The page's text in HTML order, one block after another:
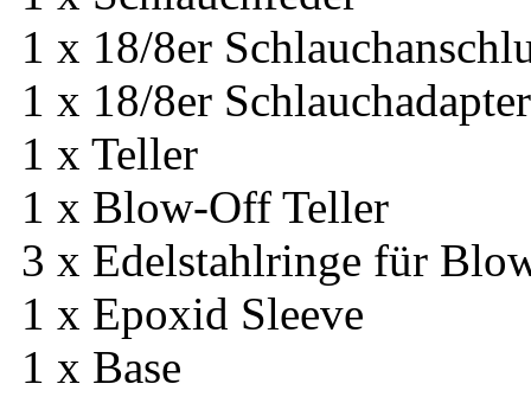
1 x 18/8er
1 x 18/8er Schlauchadapter
1 x Teller
1 x Blow-Off Teller
3 x Edelstahlringe für
1 x Epoxid Sleeve
1 x Base